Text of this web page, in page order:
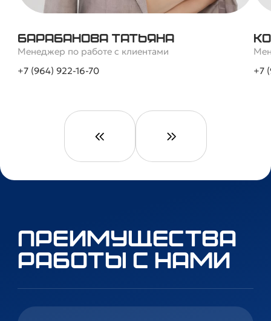
Барабанова Татьяна
Менеджер по работе с клиентами
+7 (964) 922-16-70
+7
Преимущества
работы с нами